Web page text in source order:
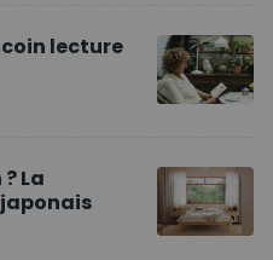
lecture
La